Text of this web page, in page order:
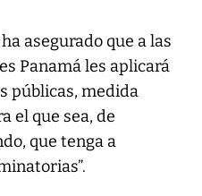
asegurado que a las
Panamá les aplicará
públicas, medida
el que sea, de
que tenga a